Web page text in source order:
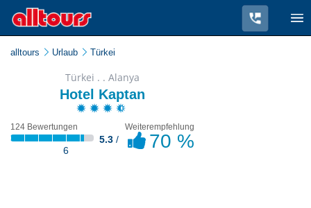
alltours Urlaub Türkei
Türkei . . Alanya
Hotel Kaptan
124 Bewertungen
5.3 /
6
Weiterempfehlung
70 %